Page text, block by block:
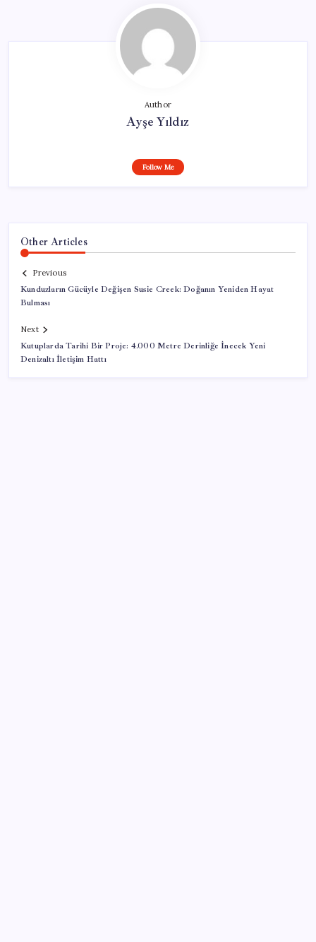
Author
Ayşe Yıldız
Follow Me
Other Articles
Previous
Kunduzların Gücüyle Değişen Susie Creek: Doğanın Yeniden Hayat
Bulması
Next
Kutuplarda Tarihi Bir Proje: 4.000 Metre Derinliğe İnecek Yeni
Denizaltı İletişim Hattı